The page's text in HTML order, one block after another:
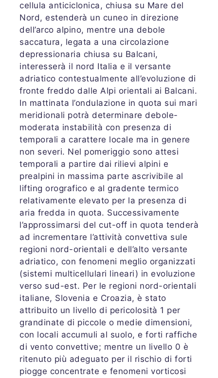
cellula anticiclonica, chiusa su Mare del
Nord, estenderà un cuneo in direzione
dell’arco alpino, mentre una debole
saccatura, legata a una circolazione
depressionaria chiusa su Balcani,
interesserà il nord Italia e il versante
adriatico contestualmente all’evoluzione di
fronte freddo dalle Alpi orientali ai Balcani.
In mattinata l’ondulazione in quota sui mari
meridionali potrà determinare debole-
moderata instabilità con presenza di
temporali a carattere locale ma in genere
non severi. Nel pomeriggio sono attesi
temporali a partire dai rilievi alpini e
prealpini in massima parte ascrivibile al
lifting orografico e al gradente termico
relativamente elevato per la presenza di
aria fredda in quota. Successivamente
l’approssimarsi del cut-off in quota tenderà
ad incrementare l’attività convettiva sule
regioni nord-orientali e dell’alto versante
adriatico, con fenomeni meglio organizzati
(sistemi multicellulari lineari) in evoluzione
verso sud-est. Per le regioni nord-orientali
italiane, Slovenia e Croazia, è stato
attribuito un livello di pericolosità 1 per
grandinate di piccole o medie dimensioni,
con locali accumuli al suolo, e forti raffiche
di vento convettive; mentre un livello 0 è
ritenuto più adeguato per il rischio di forti
piogge concentrate e fenomeni vorticosi